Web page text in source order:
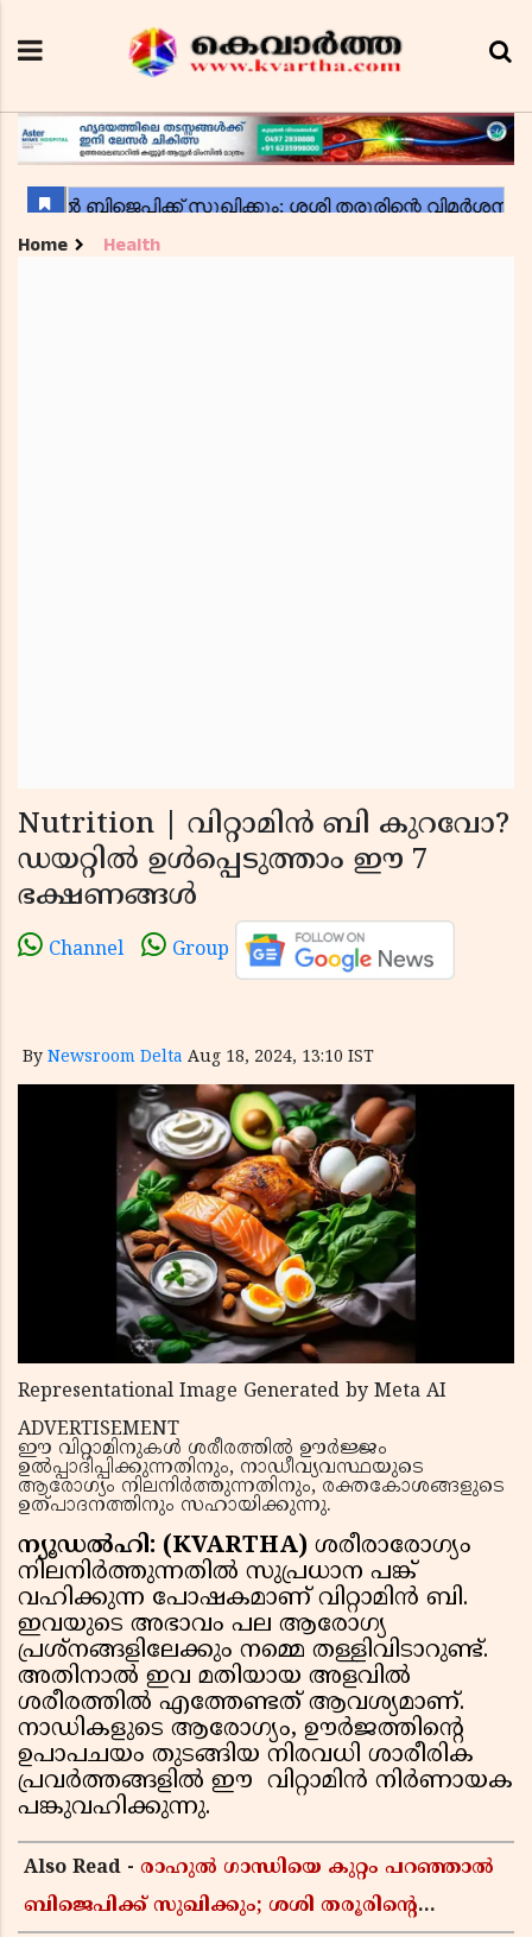
Home Health
Nutrition | വിറ്റാമിൻ ബി കുറവോ?
ഡയറ്റിൽ ഉൾപ്പെടുത്താം ഈ 7
ഭക്ഷണങ്ങൾ
Channel Group
By Newsroom Delta Aug 18, 2024, 13:10 IST
Representational Image Generated by Meta AI
ADVERTISEMENT
ഈ വിറ്റാമിനുകൾ ശരീരത്തിൽ ഊർജ്ജം
ഉൽപ്പാദിപ്പിക്കുന്നതിനും, നാഡീവ്യവസ്ഥയുടെ
ആരോഗ്യം നിലനിർത്തുന്നതിനും, രക്തകോശങ്ങളുടെ
ഉത്പാദനത്തിനും സഹായിക്കുന്നു.
ന്യൂഡൽഹി: (KVARTHA) ശരീരാരോഗ്യം
നിലനിർത്തുന്നതിൽ സുപ്രധാന പങ്ക്
വഹിക്കുന്ന പോഷകമാണ് വിറ്റാമിൻ ബി.
ഇവയുടെ അഭാവം പല ആരോഗ്യ
പ്രശ്‌നങ്ങളിലേക്കും നമ്മെ തള്ളിവിടാറുണ്ട്.
അതിനാൽ ഇവ മതിയായ അളവിൽ
ശരീരത്തിൽ എത്തേണ്ടത് ആവശ്യമാണ്.
നാഡികളുടെ ആരോഗ്യം, ഊർജത്തിന്റെ
ഉപാപചയം തുടങ്ങിയ നിരവധി ശാരീരിക
പ്രവർത്തങ്ങളിൽ ഈ വിറ്റാമിൻ നിർണായക
പങ്കുവഹിക്കുന്നു.
Also Read - രാഹുൽ ഗാന്ധിയെ കുറ്റം പറഞ്ഞാൽ
ബിജെപിക്ക് സുഖിക്കും; ശശി തരൂരിന്റെ